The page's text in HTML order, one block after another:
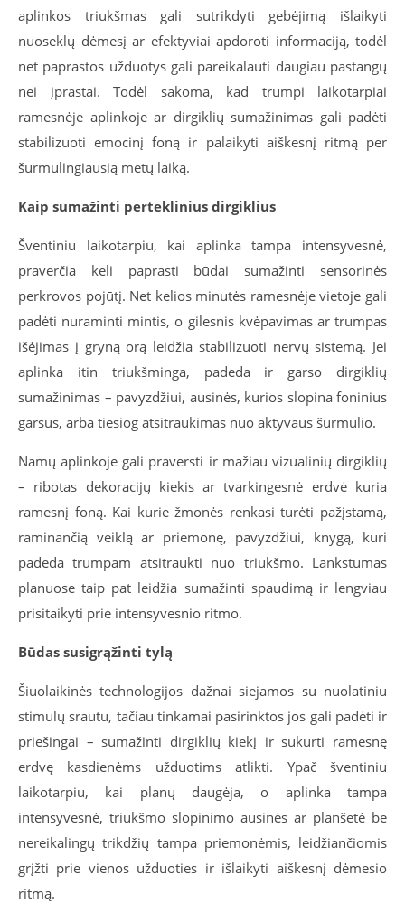
aplinkos triukšmas gali sutrikdyti gebėjimą išlaikyti
nuoseklų dėmesį ar efektyviai apdoroti informaciją, todėl
net paprastos užduotys gali pareikalauti daugiau pastangų
nei įprastai. Todėl sakoma, kad trumpi laikotarpiai
ramesnėje aplinkoje ar dirgiklių sumažinimas gali padėti
stabilizuoti emocinį foną ir palaikyti aiškesnį ritmą per
šurmulingiausią metų laiką.
Kaip sumažinti perteklinius dirgiklius
Šventiniu laikotarpiu, kai aplinka tampa intensyvesnė,
praverčia keli paprasti būdai sumažinti sensorinės
perkrovos pojūtį. Net kelios minutės ramesnėje vietoje gali
padėti nuraminti mintis, o gilesnis kvėpavimas ar trumpas
išėjimas į gryną orą leidžia stabilizuoti nervų sistemą. Jei
aplinka itin triukšminga, padeda ir garso dirgiklių
sumažinimas – pavyzdžiui, ausinės, kurios slopina foninius
garsus, arba tiesiog atsitraukimas nuo aktyvaus šurmulio.
Namų aplinkoje gali praversti ir mažiau vizualinių dirgiklių
– ribotas dekoracijų kiekis ar tvarkingesnė erdvė kuria
ramesnį foną. Kai kurie žmonės renkasi turėti pažįstamą,
raminančią veiklą ar priemonę, pavyzdžiui, knygą, kuri
padeda trumpam atsitraukti nuo triukšmo. Lankstumas
planuose taip pat leidžia sumažinti spaudimą ir lengviau
prisitaikyti prie intensyvesnio ritmo.
Būdas susigrąžinti tylą
Šiuolaikinės technologijos dažnai siejamos su nuolatiniu
stimulų srautu, tačiau tinkamai pasirinktos jos gali padėti ir
priešingai – sumažinti dirgiklių kiekį ir sukurti ramesnę
erdvę kasdienėms užduotims atlikti. Ypač šventiniu
laikotarpiu, kai planų daugėja, o aplinka tampa
intensyvesnė, triukšmo slopinimo ausinės ar planšetė be
nereikalingų trikdžių tampa priemonėmis, leidžiančiomis
grįžti prie vienos užduoties ir išlaikyti aiškesnį dėmesio
ritmą.